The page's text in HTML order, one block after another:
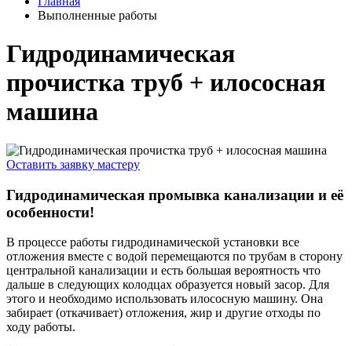
Выполненные работы
Гидродинамическая
прочистка труб + илососная
машина
Оставить заявку мастеру
Гидродинамическая промывка канализации и её
особенности!
В процессе работы гидродинамической установки все
отложения вместе с водой перемещаются по трубам в сторону
центральной канализации и есть большая вероятность что
дальше в следующих колодцах образуется новый засор. Для
этого и необходимо использовать илососную машину. Она
забирает (откачивает) отложения, жир и другие отходы по
ходу работы.